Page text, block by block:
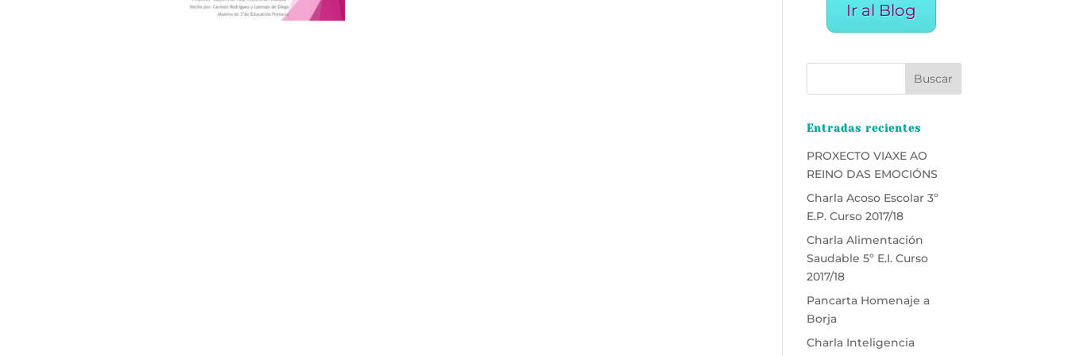
Ir al Blog
Entradas recientes
PROXECTO VIAXE AO
REINO DAS EMOCIÓNS
Charla Acoso Escolar 3º
E.P. Curso 2017/18
Charla Alimentación
Saudable 5º E.I. Curso
2017/18
Pancarta Homenaje a
Borja
Charla Inteligencia